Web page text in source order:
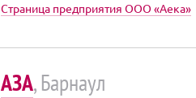
Страница предприятия ООО «Аека»
АЗА, Барнаул